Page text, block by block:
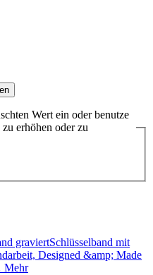
Wert ein oder benutze
erhöhen oder zu
graviertSchlüsselband mit
Designed &amp; Made
Mehr